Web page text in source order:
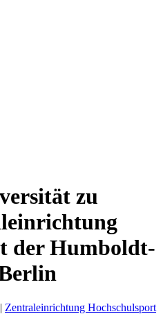
zu
der Humboldt-
| Zentraleinrichtung Hochschulsport